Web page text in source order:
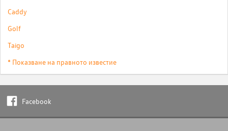
Caddy
Golf
Taigo
* Показване на правното известие
Facebook